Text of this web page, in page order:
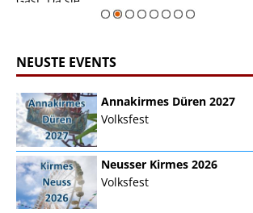
NEUSTE EVENTS
Annakirmes Düren 2027
Volksfest
Neusser Kirmes 2026
Volksfest